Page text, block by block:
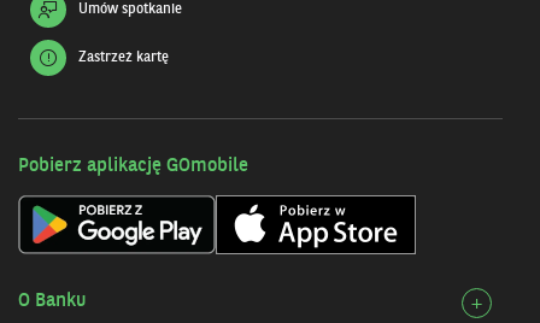
Umów spotkanie
Zastrzeż kartę
Pobierz aplikację GOmobile
O Banku +